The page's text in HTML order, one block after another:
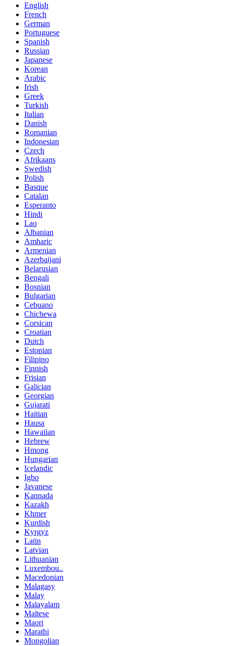
English
French
German
Portuguese
Spanish
Russian
Japanese
Korean
Arabic
Irish
Greek
Turkish
Italian
Danish
Romanian
Indonesian
Czech
Afrikaans
Swedish
Polish
Basque
Catalan
Esperanto
Hindi
Lao
Albanian
Amharic
Armenian
Azerbaijani
Belarusian
Bengali
Bosnian
Bulgarian
Cebuano
Chichewa
Corsican
Croatian
Dutch
Estonian
Filipino
Finnish
Frisian
Galician
Georgian
Gujarati
Haitian
Hausa
Hawaiian
Hebrew
Hmong
Hungarian
Icelandic
Igbo
Javanese
Kannada
Kazakh
Khmer
Kurdish
Kyrgyz
Latin
Latvian
Lithuanian
Luxembou..
Macedonian
Malagasy
Malay
Malayalam
Maltese
Maori
Marathi
Mongolian